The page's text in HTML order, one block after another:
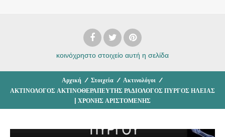
κοινόχρηστο στοιχείο αυτή η σελίδα
Αρχική / Στοιχεία / Ακτινολόγοι /
ΑΚΤΙΝΟΛΟΓΟΣ ΑΚΤΙΝΟΘΕΡΑΠΕΥΤΗΣ ΡΑΔΙΟΛΟΓΟΣ ΠΥΡΓΟΣ ΗΛΕΙΑΣ
| ΧΡΟΝΗΣ ΑΡΙΣΤΟΜΕΝΗΣ